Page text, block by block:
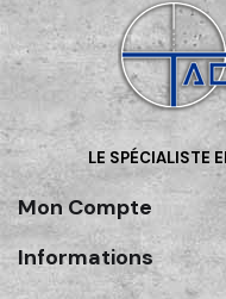
LE SPÉCIALISTE
Mon Compte
Informations